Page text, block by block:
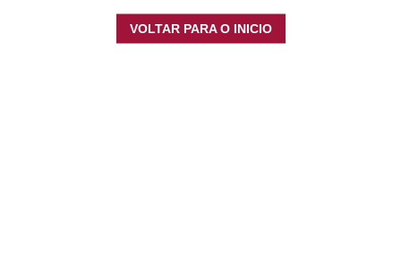
VOLTAR PARA O INICIO